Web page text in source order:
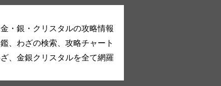
・銀・クリスタルの攻略情報
、わざの検索、攻略チャート
、金銀クリスタルを全て網羅